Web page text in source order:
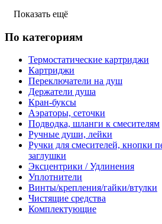
Показать ещё
По категориям
Термостатические картриджи
Картриджи
Переключатели на душ
Держатели душа
Кран-буксы
Аэраторы, сеточки
Подводка, шланги к смесителям
Ручные души, лейки
Ручки для смесителей, кнопки
заглушки
Эксцентрики / Удлинения
Уплотнители
Винты/крепления/гайки/втулки
Чистящие средства
Комплектующие